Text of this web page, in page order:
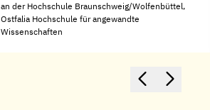
an der Hochschule Braunschweig/Wolfenbüttel,
Ostfalia Hochschule für angewandte
Wissenschaften